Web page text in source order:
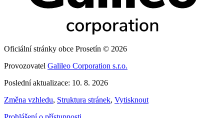
Oficiální stránky obce Prosetín © 2026
Provozovatel Galileo Corporation s.r.o.
Poslední aktualizace: 10. 8. 2026
Změna vzhledu, Struktura stránek, Vytisknout